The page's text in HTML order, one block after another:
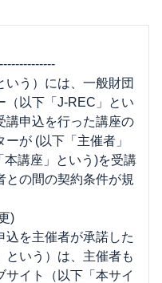
う）には、一般財団
（以下「J-REC」とい
講申込を行った講座の
が (以下「主催者」
本講座」という)を受講
との間の契約条件が規
)
込を主催者が承諾した
という）は、主催者も
サイト（以下「本サイ